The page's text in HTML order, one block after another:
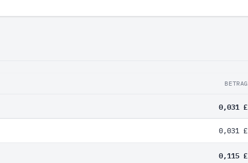
BETRAG
0,031 £
0,031 £
0,115 £